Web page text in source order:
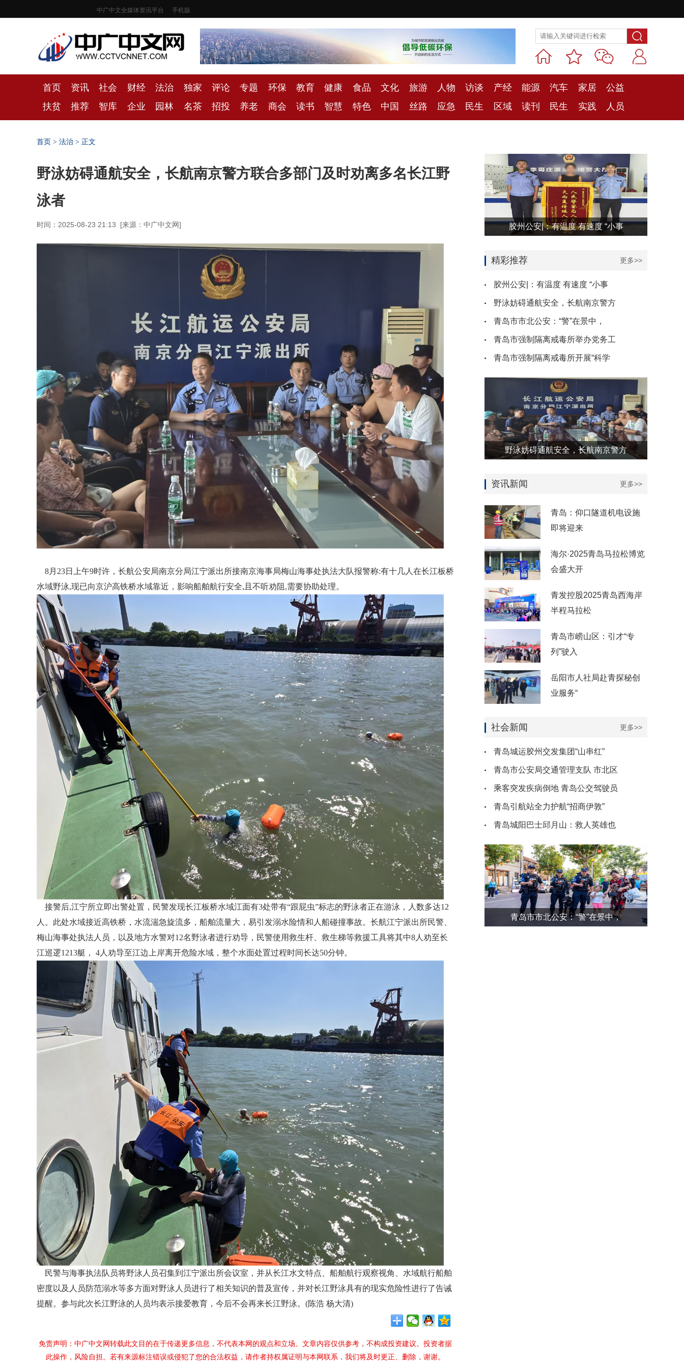
中广中文全媒体资讯平台 手机版
首页 资讯 社会 财经 法治 独家 评论 专题 环保 教育 健康 食品 文化 旅游 人物 访谈 产经 能源 汽车 家居
公益
扶贫
推荐 智库 企业 园林 名茶 招投 养老 商会 读书 智慧 特色 中国 丝路 应急 民生 区域 读刊 民生 实践 人员
首页 > 法治 > 正文
野泳妨碍通航安全，长航南京警方联合多部门及时劝离多名长江野
泳者
时间：2025-08-23 21:13 [来源：中广中文网]
8月23日上午9时许，长航公安局南京分局江宁派出所接南京海事局梅山海事处执法大队报警称:有十几人在长江板桥
水域野泳,现已向京沪高铁桥水域靠近，影响船舶航行安全,且不听劝阻,需要协助处理。
接警后,江宁所立即出警处置，民警发现长江板桥水域江面有3处带有“跟屁虫”标志的野泳者正在游泳，人数多达12
人。此处水域接近高铁桥，水流湍急旋流多，船舶流量大，易引发溺水险情和人船碰撞事故。长航江宁派出所民警、
梅山海事处执法人员，以及地方水警对12名野泳者进行劝导，民警使用救生杆、救生梯等救援工具将其中8人劝至长
江巡逻1213艇， 4人劝导至江边上岸离开危险水域，整个水面处置过程时间长达50分钟。
民警与海事执法队员将野泳人员召集到江宁派出所会议室，并从长江水文特点、船舶航行观察视角、水域航行船舶
密度以及人员防范溺水等多方面对野泳人员进行了相关知识的普及宣传，并对长江野泳具有的现实危险性进行了告诫
提醒。参与此次长江野泳的人员均表示接爱教育，今后不会再来长江野泳。(陈浩 杨大清)
免责声明：中广中文网转载此文目的在于传递更多信息，不代表本网的观点和立场。文章内容仅供参考，不构成投资建议。投资者据
此操作，风险自担。若有来源标注错误或侵犯了您的合法权益，请作者持权属证明与本网联系，我们将及时更正、删除，谢谢。
胶州公安|：有温度 有速度 “小事
精彩推荐 更多>>
胶州公安|：有温度 有速度 “小事
野泳妨碍通航安全，长航南京警方
青岛市市北公安：“警”在景中，
青岛市强制隔离戒毒所举办党务工
青岛市强制隔离戒毒所开展“科学
野泳妨碍通航安全，长航南京警方
资讯新闻 更多>>
青岛：仰口隧道机电设施
即将迎来
海尔·2025青岛马拉松博览
会盛大开
青发控股2025青岛西海岸
半程马拉松
青岛市崂山区：引才“专
列”驶入
岳阳市人社局赴青探秘创
业服务“
社会新闻 更多>>
青岛城运胶州交发集团“山串红”
青岛市公安局交通管理支队 市北区
乘客突发疾病倒地 青岛公交驾驶员
青岛引航站全力护航“招商伊敦”
青岛城阳巴士邱月山：救人英雄也
青岛市市北公安：“警”在景中，